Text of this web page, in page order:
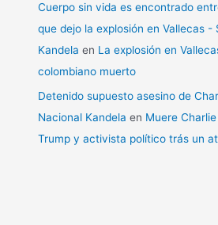
Cuerpo sin vida es encontrado
que dejo la explosión en Vallecas -
Kandela en La explosión en
colombiano muerto
Detenido supuesto asesino de
Nacional Kandela en Muere
Trump y activista político trás un